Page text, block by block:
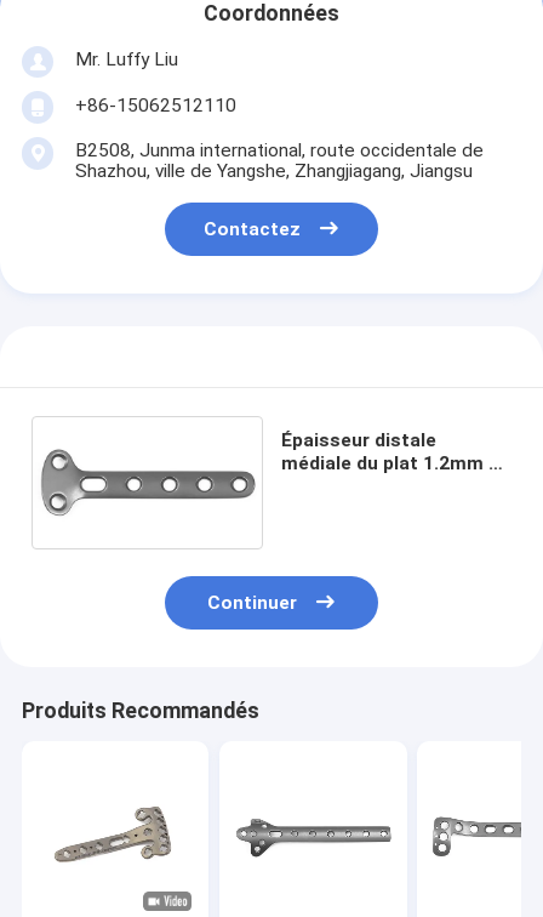
Coordonnées
Mr. Luffy Liu
+86-15062512110
B2508, Junma international, route occidentale de
Shazhou, ville de Yangshe, Zhangjiagang, Jiangsu
Contactez
Épaisseur distale
médiale du plat 1.2mm de
Continuer
Produits Recommandés